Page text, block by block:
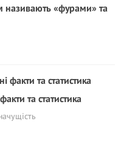
називають «фурами» та
та статистика